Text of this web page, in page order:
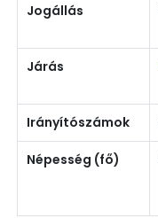
Jogállás
Járás
Irányítószámok
Népesség (fő)